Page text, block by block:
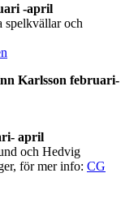
-april
spelkvällar och
Karlsson februari-
april
och Hedvig
för mer info: CG